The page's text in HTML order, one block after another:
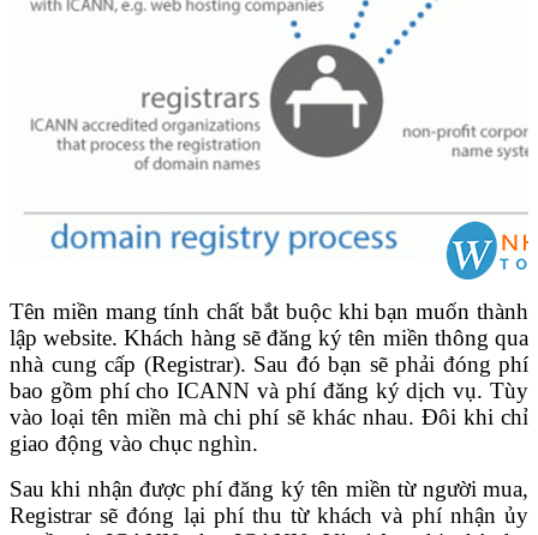
Tên miền mang tính chất bắt buộc khi bạn muốn thành
lập website. Khách hàng sẽ đăng ký tên miền thông qua
nhà cung cấp (Registrar). Sau đó bạn sẽ phải đóng phí
bao gồm phí cho ICANN và phí đăng ký dịch vụ. Tùy
vào loại tên miền mà chi phí sẽ khác nhau. Đôi khi chỉ
giao động vào chục nghìn.
Sau khi nhận được phí đăng ký tên miền từ người mua,
Registrar sẽ đóng lại phí thu từ khách và phí nhận ủy